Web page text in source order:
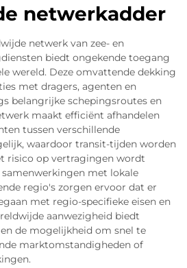
netwerkadder
netwerk van zee- en
biedt ongekende toegang
wereld. Deze omvattende dekking
met dragers, agenten en
belangrijke schepingsroutes en
maakt efficiënt afhandelen
tussen verschillende
waardoor transit-tijden worden
risico op vertragingen wordt
met lokale
regio's zorgen ervoor dat er
met regio-specifieke eisen en
aanwezigheid biedt
de mogelijkheid om snel te
marktomstandigheden of